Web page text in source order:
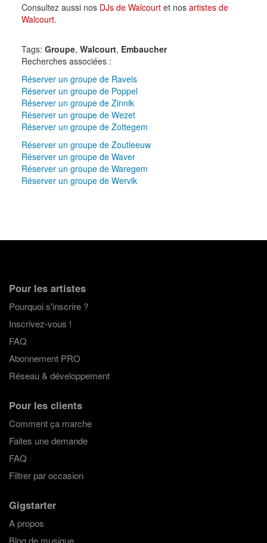
Consultez aussi nos DJs de Walcourtet nos artistes de
Walcourt.
Tags: Groupe, Walcourt, Embaucher
Recherches associées :
Réserver un groupe de Ravels
Réserver un groupe de Poppel
Réserver un groupe de Zinnik
Réserver un groupe de Wezet
Réserver un groupe de Zottegem
Réserver un groupe de Zoutleeuw
Réserver un groupe de Waver
Réserver un groupe de Waregem
Réserver un groupe de Wervik
Pour les artistes
Pourquoi s'inscrire ?
Inscrivez-vous !
FAQ
Abonnement PRO
Réseau & développement
Pour les clients
Comment ça marche
Faites une demande
FAQ
Filtrer par occasion
Gigstarter
A propos
Blog de musique